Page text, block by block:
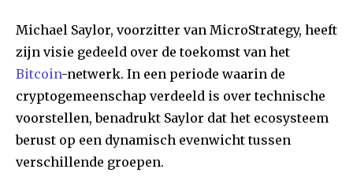
Michael Saylor, voorzitter van MicroStrategy, heeft
zijn visie gedeeld over de toekomst van het
Bitcoin-netwerk. In een periode waarin de
cryptogemeenschap verdeeld is over technische
voorstellen, benadrukt Saylor dat het ecosysteem
berust op een dynamisch evenwicht tussen
verschillende groepen.